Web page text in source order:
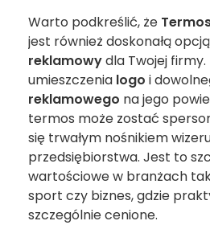
Warto podkreślić, że
jest również doskonałą
reklamowydla Twojej
umieszczenia logo i
reklamowego na jego
termos może zostać
się trwałym nośnikiem
przedsiębiorstwa. Jest to
wartościowe w branżach
sport czy biznes, gdzie
szczególnie cenione.